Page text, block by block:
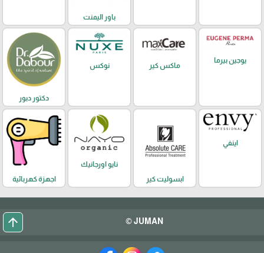
باور اليمنت
يوجين بيرما
ماكس كير نوكس
دكتور دبور
اينفي
ابسوليت كير
نايو اورجانيك
اجهزة كهربائية
JUMAN ©
arrow_upward